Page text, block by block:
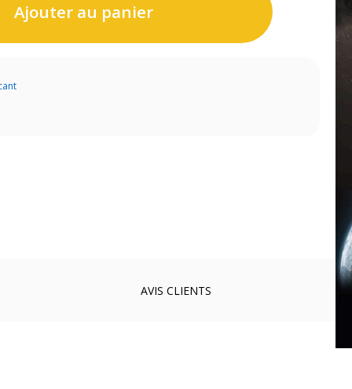
Ajouter au panier
AVIS CLIENTS